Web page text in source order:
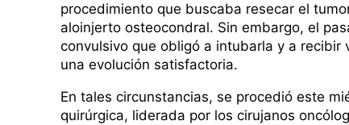
procedimiento que buscaba resecar el
aloinjerto osteocondral. Sin embargo, el
convulsivo que obligó a intubarla y a recibir
una evolución satisfactoria.
En tales circunstancias, se procedió este
quirúrgica, liderada por los cirujanos